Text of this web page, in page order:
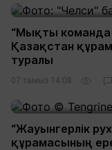
“Мықты команда
Қазақстан
туралы
07 тамыз 14:08
“Жауынгерлік
құрамасының